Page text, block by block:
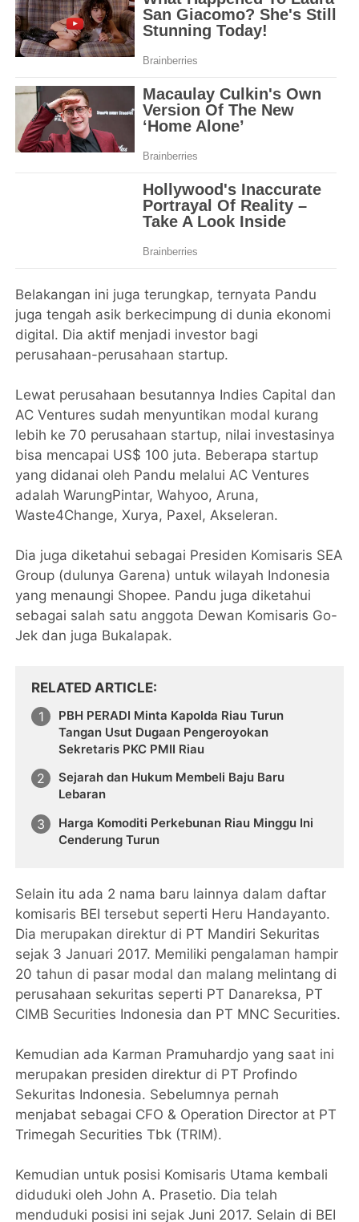
Belakangan ini juga terungkap, ternyata Pandu
juga tengah asik berkecimpung di dunia ekonomi
digital. Dia aktif menjadi investor bagi
perusahaan-perusahaan startup.
Lewat perusahaan besutannya Indies Capital dan
AC Ventures sudah menyuntikan modal kurang
lebih ke 70 perusahaan startup, nilai investasinya
bisa mencapai US$ 100 juta. Beberapa startup
yang didanai oleh Pandu melalui AC Ventures
adalah WarungPintar, Wahyoo, Aruna,
Waste4Change, Xurya, Paxel, Akseleran.
Dia juga diketahui sebagai Presiden Komisaris SEA
Group (dulunya Garena) untuk wilayah Indonesia
yang menaungi Shopee. Pandu juga diketahui
sebagai salah satu anggota Dewan Komisaris Go-
Jek dan juga Bukalapak.
RELATED ARTICLE
PBH PERADI Minta Kapolda Riau Turun
Tangan Usut Dugaan Pengeroyokan
Sekretaris PKC PMII Riau
Sejarah dan Hukum Membeli Baju Baru
Lebaran
Harga Komoditi Perkebunan Riau Minggu Ini
Cenderung Turun
Selain itu ada 2 nama baru lainnya dalam daftar
komisaris BEI tersebut seperti Heru Handayanto.
Dia merupakan direktur di PT Mandiri Sekuritas
sejak 3 Januari 2017. Memiliki pengalaman hampir
20 tahun di pasar modal dan malang melintang di
perusahaan sekuritas seperti PT Danareksa, PT
CIMB Securities Indonesia dan PT MNC Securities.
Kemudian ada Karman Pramuhardjo yang saat ini
merupakan presiden direktur di PT Profindo
Sekuritas Indonesia. Sebelumnya pernah
menjabat sebagai CFO & Operation Director at PT
Trimegah Securities Tbk (TRIM).
Kemudian untuk posisi Komisaris Utama kembali
diduduki oleh John A. Prasetio. Dia telah
menduduki posisi ini sejak Juni 2017. Selain di BEI